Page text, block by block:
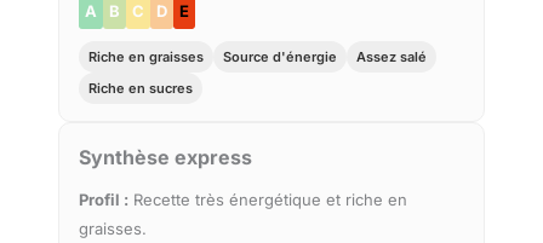
A B C D E
Riche en graisses Source d'énergie
Assez salé
Riche en sucres
Synthèse express
Profil : Recette très énergétique et riche en
graisses.